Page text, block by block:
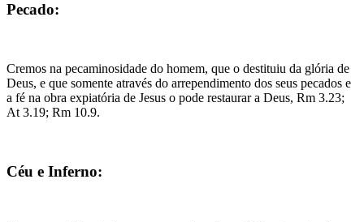
Pecado:
Cremos na pecaminosidade do homem, que o destituiu da glória de
Deus, e que somente através do arrependimento dos seus pecados e
a fé na obra expiatória de Jesus o pode restaurar a Deus, Rm 3.23;
At 3.19; Rm 10.9.
Céu e Inferno: